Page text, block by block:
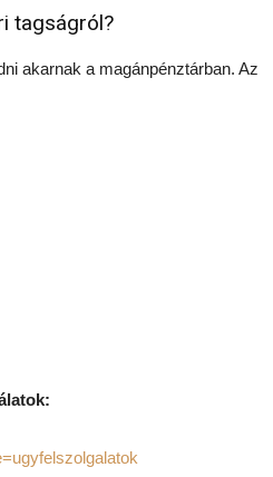
tagságról?
akarnak a magánpénztárban. Az